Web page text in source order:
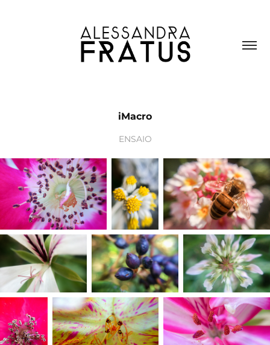
iMacro
ENSAIO